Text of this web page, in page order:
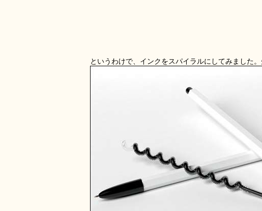
というわけで、インクをスパイラルにしてみました